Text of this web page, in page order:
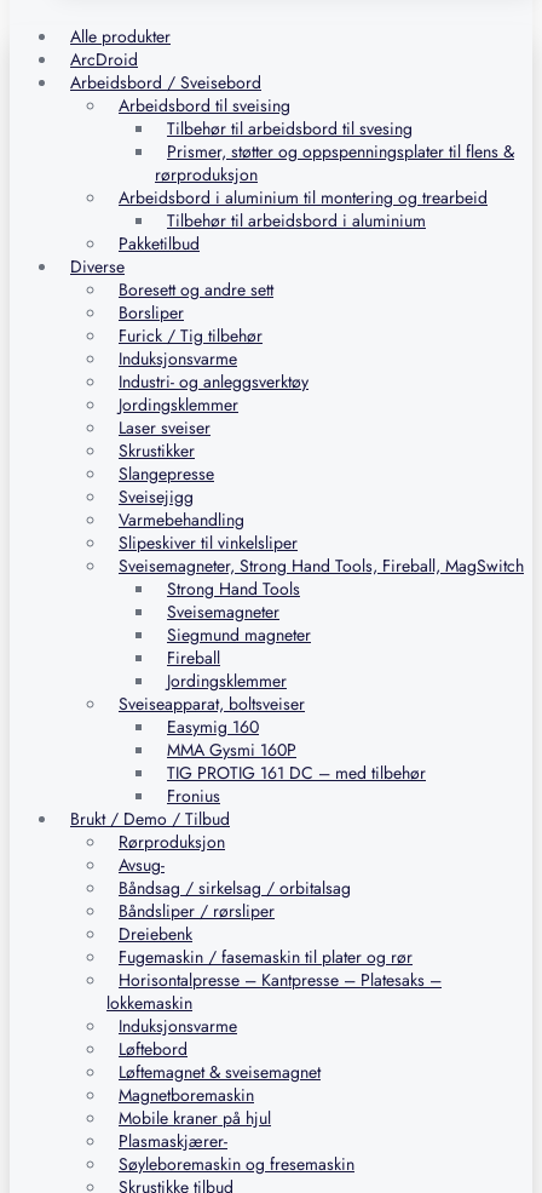
Alle produkter
ArcDroid
Arbeidsbord / Sveisebord
Arbeidsbord til sveising
Tilbehør til arbeidsbord til svesing
Prismer, støtter og oppspenningsplater til flens &
rørproduksjon
Arbeidsbord i aluminium til montering og trearbeid
Tilbehør til arbeidsbord i aluminium
Pakketilbud
Diverse
Boresett og andre sett
Borsliper
Furick / Tig tilbehør
Induksjonsvarme
Industri- og anleggsverktøy
Jordingsklemmer
Laser sveiser
Skrustikker
Slangepresse
Sveisejigg
Varmebehandling
Slipeskiver til vinkelsliper
Sveisemagneter, Strong Hand Tools, Fireball, MagSwitch
Strong Hand Tools
Sveisemagneter
Siegmund magneter
Fireball
Jordingsklemmer
Sveiseapparat, boltsveiser
Easymig 160
MMA Gysmi 160P
TIG PROTIG 161 DC – med tilbehør
Fronius
Brukt / Demo / Tilbud
Rørproduksjon
Avsug-
Båndsag / sirkelsag / orbitalsag
Båndsliper / rørsliper
Dreiebenk
Fugemaskin / fasemaskin til plater og rør
Horisontalpresse – Kantpresse – Platesaks –
lokkemaskin
Induksjonsvarme
Løftebord
Løftemagnet & sveisemagnet
Magnetboremaskin
Mobile kraner på hjul
Plasmaskjærer-
Søyleboremaskin og fresemaskin
Skrustikke tilbud